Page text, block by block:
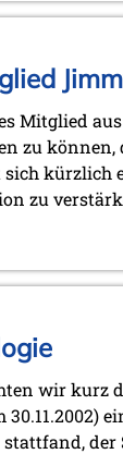
Mitglied
zu können,
sich kürzlich
zu
wir kurz
der